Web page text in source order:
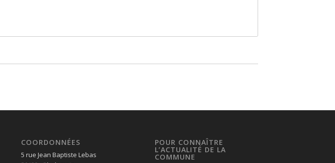
COORDONNÉES
5 rue Jean Baptiste Lebas
POUR CONNAÎTRE
L’ACTUALITÉ DE LA
COMMUNE